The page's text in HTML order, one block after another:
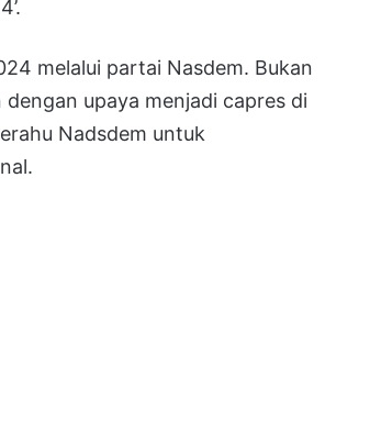
melalui partai Nasdem. Bukan
upaya menjadi capres di
Nadsdem untuk